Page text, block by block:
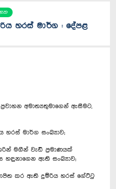
හරස් මාර්ග : දේපළ
අමාත්‍යතුමාගෙන් ඇසීමට,
මාර්ග සංඛ්‍යාව;
වැඩි ප්‍රමාණයක්
ඇති සංඛ්‍යාව;
කර ඇති දුම්රිය හරස් ගේට්ටු